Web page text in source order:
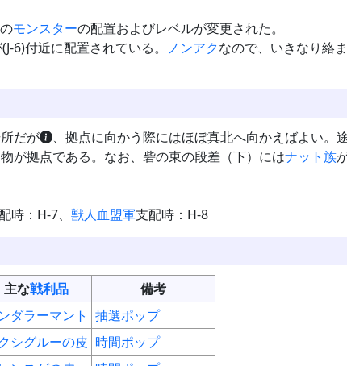
モンスターの配置およびレベルが変更された。
6)付近に配置されている。 ノンアクなので、いきなり絡
だが
、拠点に向かう際にはほぼ真北へ向かえばよい
が拠点である。なお、砦の東の段差（下）にはナット族
時：H-7、 獣人血盟軍支配時：H-8
主な戦利品
備考
ダラーマント 抽選ポップ
シグルーの皮 時間ポップ